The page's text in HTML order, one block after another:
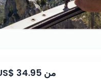
من US$ 34.95